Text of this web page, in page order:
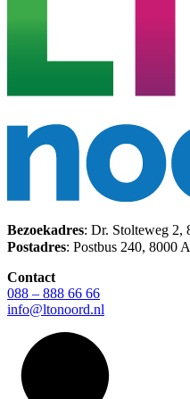
Bezoekadres: Dr. Stolteweg 2,
Postadres: Postbus 240, 8000
Contact
088 – 888 66 66
info@ltonoord.nl